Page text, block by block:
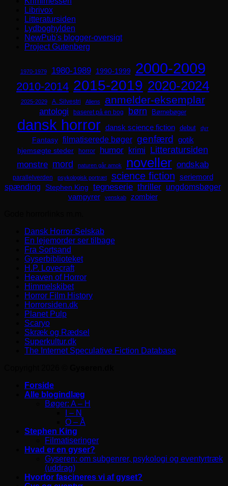
Librivox
Litteratursiden
Lydboghylden
NewPub's blogger-oversigt
Project Gutenberg
1970-1979 1980-1989 1990-1999 2000-2009
2010-2014 2015-2019 2020-2024
2025-2029 A. Silvestri Aliens anmelder-eksemplar
antologi baseret på en bog børn Børnebøger
dansk horror dansk science fiction debut dyr
Fantasy filmatiserede bøger genfærd
gotik
hjemsøgte steder
horror humor krimi Litteratursiden
monstre mord naturen går amok noveller ondskab
parallelverden psykologisk portræt science fiction seriemord
spænding Stephen King tegneserie thriller ungdomsbøger
vampyrer venskab
zombier
Dansk Horror Selskab
En lejemorder ser tilbage
Fra Sortsand
Gyserbiblioteket
H.P. Lovecraft
Heaven of Horror
Himmelskibet
Horror Film History
Horrorsiden.dk
Planet Pulp
Scaryo
Skræk og Rædsel
Superkultur.dk
The Internet Speculative Fiction Database
Forside
Alle blogindlæg
Bøger: A – H
I – N
O – Å
Stephen King
Filmatiseringer
Hvad er en gyser?
Gyseren: om subgenrer, psykologi og eventyrtræk
(uddrag)
Hvorfor fascineres vi af gyset?